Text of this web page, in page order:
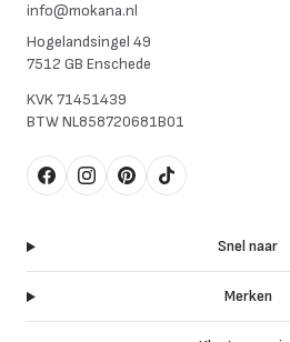
info@mokana.nl
Hogelandsingel 49
7512 GB Enschede
KVK71451439
BTWNL858720681B01
FacebookInstagram
Pinterest
TikTok
Snel naar
Merken